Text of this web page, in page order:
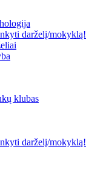
darželį/mokyklą!
klubas
darželį/mokyklą!